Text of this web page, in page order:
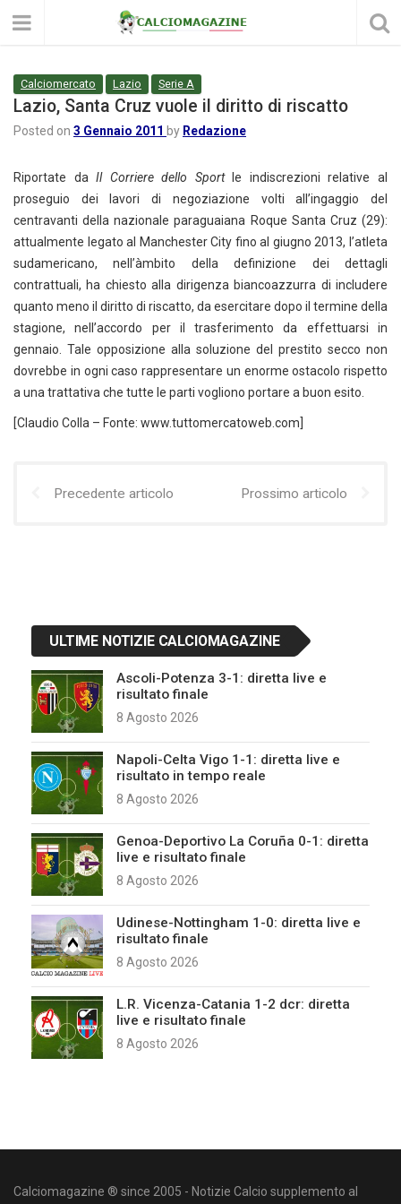
Calciomercato Lazio Serie A
Lazio, Santa Cruz vuole il diritto di riscatto
Posted on 3 Gennaio 2011 by Redazione
Riportate daIl Corriere dello Sportle indiscrezioni relative al
proseguio dei lavori di negoziazione volti all’ingaggio del
centravanti della nazionale paraguaiana Roque Santa Cruz (29):
attualmente legato al Manchester City fino al giugno 2013, l’atleta
sudamericano, nell’àmbito della definizione dei dettagli
contrattuali, ha chiesto alla dirigenza biancoazzurra di includere
quanto meno il diritto di riscatto, da esercitare dopo il termine della
stagione, nell’accordo per il trasferimento da effettuarsi in
gennaio. Tale opposizione alla soluzione del prestito secco non
dovrebbe in ogni caso rappresentare un enorme ostacolo rispetto
a una trattativa che tutte le parti vogliono portare a buon esito.
[Claudio Colla – Fonte: www.tuttomercatoweb.com]
Precedente articolo Prossimo articolo
ULTIME NOTIZIE CALCIOMAGAZINE
Ascoli-Potenza 3-1: diretta live e
risultato finale
8 Agosto 2026
Napoli-Celta Vigo 1-1: diretta live e
risultato in tempo reale
8 Agosto 2026
Genoa-Deportivo La Coruña 0-1: diretta
live e risultato finale
8 Agosto 2026
Udinese-Nottingham 1-0: diretta live e
risultato finale
8 Agosto 2026
L.R. Vicenza-Catania 1-2 dcr: diretta
live e risultato finale
8 Agosto 2026
Calciomagazine ® since 2005 - Notizie Calcio supplemento al